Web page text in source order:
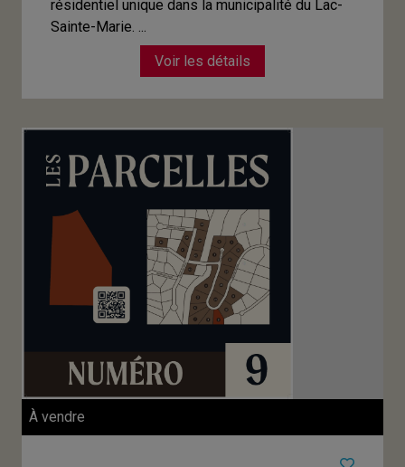
résidentiel unique dans la municipalité du Lac-
Sainte-Marie. ...
Voir les détails
À vendre